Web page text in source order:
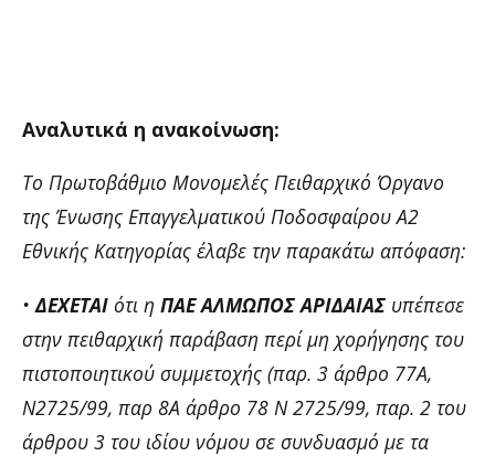
Αναλυτικά η ανακοίνωση:
Το Πρωτοβάθμιο Μονομελές Πειθαρχικό Όργανο
της Ένωσης Επαγγελματικού Ποδοσφαίρου Α2
Εθνικής Κατηγορίας έλαβε την παρακάτω απόφαση:
• ΔΕΧΕΤΑΙ ότι η ΠΑΕ ΑΛΜΩΠΟΣ ΑΡΙΔΑΙΑΣ υπέπεσε
στην πειθαρχική παράβαση περί μη χορήγησης του
πιστοποιητικού συμμετοχής (παρ. 3 άρθρο 77Α,
Ν2725/99, παρ 8Α άρθρο 78 Ν 2725/99, παρ. 2 του
άρθρου 3 του ιδίου νόμου σε συνδυασμό με τα